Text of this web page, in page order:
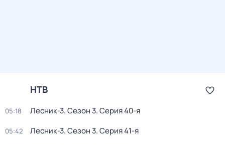
НТВ
05:18 Лесник-3. Сезон 3. Серия 40-я
05:42 Лесник-3. Сезон 3. Серия 41-я